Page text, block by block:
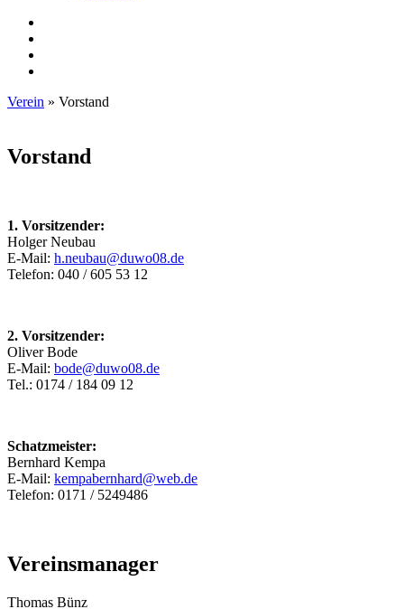
Verein » Vorstand
Vorstand
1. Vorsitzender:
Holger Neubau
E-Mail: h.neubau@duwo08.de
Telefon: 040 / 605 53 12
2. Vorsitzender:
Oliver Bode
E-Mail: bode@duwo08.de
Tel.: 0174 / 184 09 12
Schatzmeister:
Bernhard Kempa
E-Mail: kempabernhard@web.de
Telefon: 0171 / 5249486
Vereinsmanager
Thomas Bünz